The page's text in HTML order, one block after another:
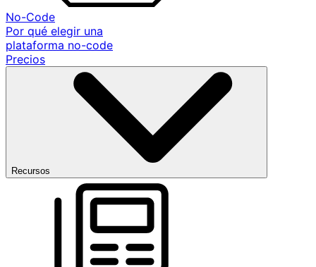
No-Code
Por qué elegir una
plataforma no-code
Precios
Recursos